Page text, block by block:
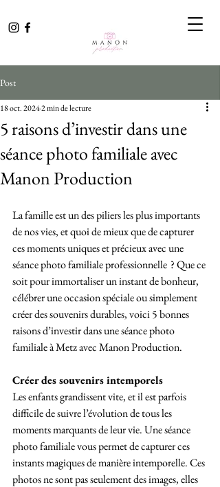
Post
5 raisons d’investir dans une
séance photo familiale avec
Manon Production
18 oct. 20242 min de lecture
La famille est un des piliers les plus importants
de nos vies, et quoi de mieux que de capturer
ces moments uniques et précieux avec une
séance photo familiale professionnelle  ? Que ce
soit pour immortaliser un instant de bonheur,
célébrer une occasion spéciale ou simplement
créer des souvenirs durables, voici 5 bonnes
raisons d’investir dans une séance photo
familiale à Metz avec Manon Production.
Créer des souvenirs intemporels
Les enfants grandissent vite, et il est parfois
difficile de suivre l’évolution de tous les
moments marquants de leur vie. Une séance
photo familiale vous permet de capturer ces
instants magiques de manière intemporelle. Ces
photos ne sont pas seulement des images, elles